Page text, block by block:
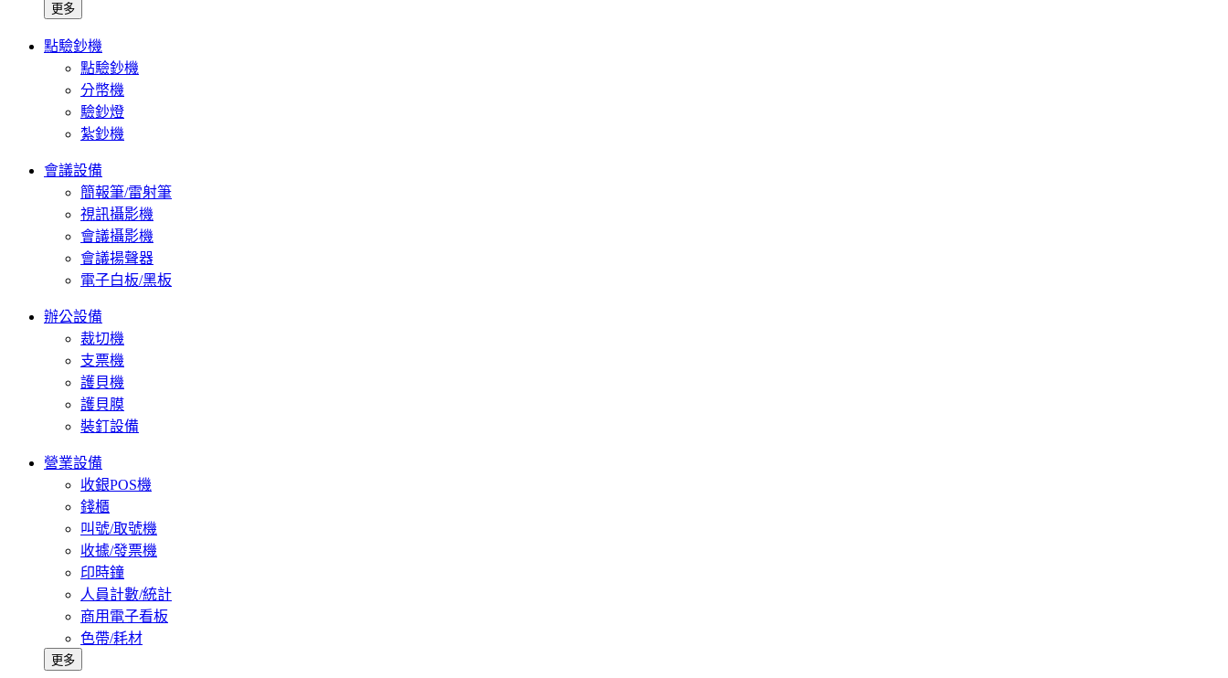
更多
點驗鈔機
點驗鈔機
分幣機
驗鈔燈
紮鈔機
會議設備
簡報筆/雷射筆
視訊攝影機
會議攝影機
會議揚聲器
電子白板/黑板
辦公設備
裁切機
支票機
護貝機
護貝膜
裝釘設備
營業設備
收銀POS機
錢櫃
叫號/取號機
收據/發票機
印時鐘
人員計數/統計
商用電子看板
色帶/耗材
更多